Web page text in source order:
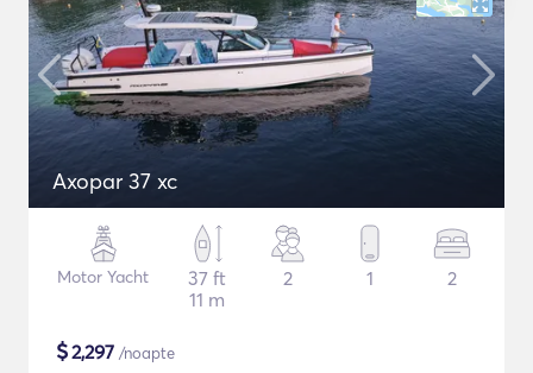
Axopar 37 xc
Motor Yacht
37 ft
11 m
2 1 2
$2,297 /noapte